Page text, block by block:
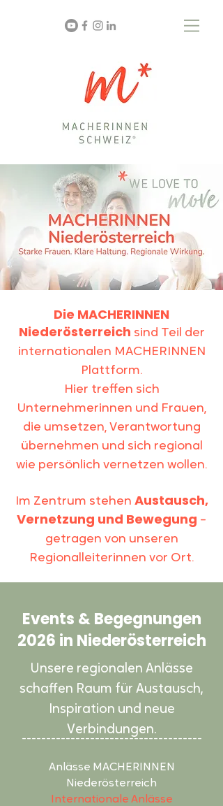
Die MACHERINNEN
Niederösterreich sind Teil der
internationalen MACHERINNEN
Plattform.
Hier treffen sich
Unternehmerinnen und Frauen,
die umsetzen, Verantwortung
übernehmen und sich regional
wie persönlich vernetzen wollen.
Im Zentrum stehen Austausch,
Vernetzung und Bewegung –
getragen von unseren
Regionalleiterinnen vor Ort.
Events & Begegnungen
2026 in Niederösterreich
Unsere regionalen Anlässe
schaffen Raum für Austausch,
Inspiration und neue
Verbindungen.
-------------------------------------​
Anlässe MACHERINNEN
Niederösterreich
Internationale Anlässe